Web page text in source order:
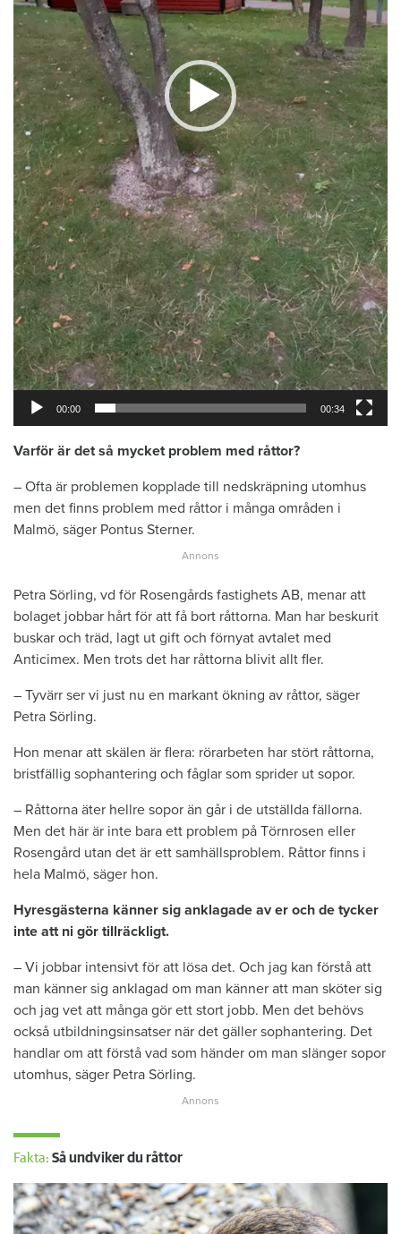
00:00 00:34
Varför är det så mycket problem med råttor?
– Ofta är problemen kopplade till nedskräpning utomhus
men det finns problem med råttor i många områden i
Malmö, säger Pontus Sterner.
Petra Sörling, vd för Rosengårds fastighets AB, menar att
bolaget jobbar hårt för att få bort råttorna. Man har beskurit
buskar och träd, lagt ut gift och förnyat avtalet med
Anticimex. Men trots det har råttorna blivit allt fler.
– Tyvärr ser vi just nu en markant ökning av råttor, säger
Petra Sörling.
Hon menar att skälen är flera: rörarbeten har stört råttorna,
bristfällig sophantering och fåglar som sprider ut sopor.
– Råttorna äter hellre sopor än går i de utställda fällorna.
Men det här är inte bara ett problem på Törnrosen eller
Rosengård utan det är ett samhällsproblem. Råttor finns i
hela Malmö, säger hon.
Hyresgästerna känner sig anklagade av er och de tycker
inte att ni gör tillräckligt.
– Vi jobbar intensivt för att lösa det. Och jag kan förstå att
man känner sig anklagad om man känner att man sköter sig
och jag vet att många gör ett stort jobb. Men det behövs
också utbildningsinsatser när det gäller sophantering. Det
handlar om att förstå vad som händer om man slänger sopor
utomhus, säger Petra Sörling.
Fakta: Så undviker du råttor